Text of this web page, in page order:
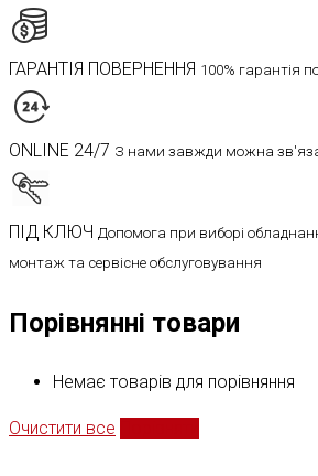
ГАРАНТІЯ ПОВЕРНЕННЯ 100% гарантія
ONLINE 24/7 З нами завжди можна
ПІД КЛЮЧ Допомога при виборі
монтаж та сервісне обслуговування
Порівнянні товари
Немає товарів для порівняння
Очистити все